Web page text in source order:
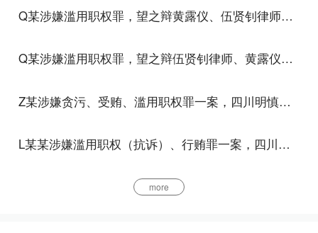
上的；（2）造成经济损失150万元以上的；（3）造
意、指使、强令他人不报、迟报、谎报事故情况，致
造成特别恶劣社会影响的；（5）其他特别严重的情
形应当作为依据。
二、依照本条第2款规定，国家机关工作人员徇私
Q某涉嫌滥用职权罪，望之辩黄露仪、伍贤钊律师为其辩护，获免于刑事处罚，成功保留公职
Q某涉嫌滥用职权罪，望之辩伍贤钊律师、黄露仪律师，为其辩护，获免于刑事处罚，成功保留公职
Z某涉嫌贪污、受贿、滥用职权罪一案，四川明慎律师事务所黄新强律师为其辩护，获减轻处罚
L某某涉嫌滥用职权（抗诉）、行贿罪一案，四川明慎律师事务所黄新强律师为其二审辩护，获撤诉
more